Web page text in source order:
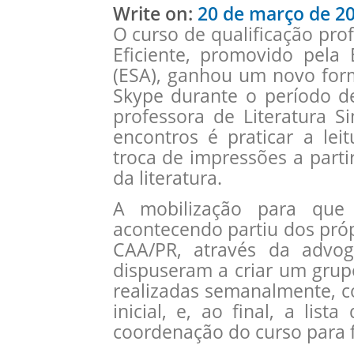
Write on: 20 de março de
O curso de qualificação
Eficiente, promovido pela
(ESA), ganhou um novo
Skype durante o período
professora de Literatura
encontros é praticar a
troca de impressões a
da literatura.
A mobilização para que
acontecendo partiu dos
CAA/PR, através da
dispuseram a criar um
realizadas semanalmente,
inicial, e, ao final, a lista
coordenação do curso